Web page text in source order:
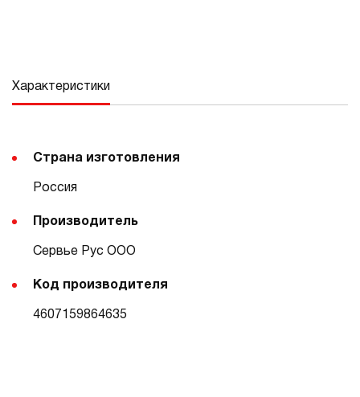
Характеристики
Страна изготовления
Россия
Производитель
Сервье Рус ООО
Код производителя
4607159864635